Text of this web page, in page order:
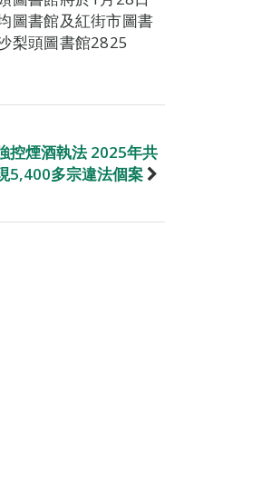
圖書館及紅街市圖書
梨頭圖書館2825
控煙酒執法 2025年共
5,400多宗違法個案